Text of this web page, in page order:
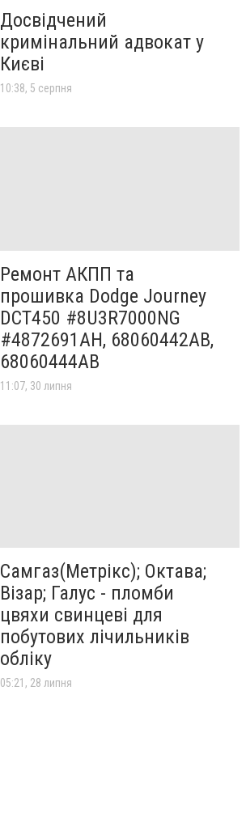
Досвідчений
кримінальний адвокат у
Києві
10:38, 5 серпня
Ремонт АКПП та
прошивка Dodge Journey
DCT450 #8U3R7000NG
#4872691AH, 68060442AB,
68060444AB
11:07, 30 липня
Самгаз(Метрікс); Октава;
Візар; Галус - пломби
цвяхи свинцеві для
побутових лічильників
обліку
05:21, 28 липня